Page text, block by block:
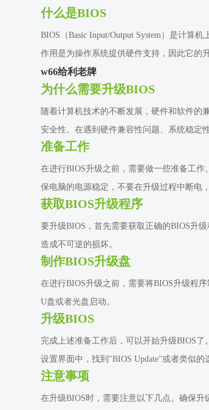
什么是BIOS
BIOS（Basic Input/Output System）是计算
作用是为操作系统提供硬件支持，因此它的
w66给利老牌
为什么需要升级BIOS
随着计算机技术的不断发展，硬件和软件的
安全性。在遇到硬件兼容性问题、系统稳定
准备工作
在进行BIOS升级之前，需要做一些准备工
保电脑的电源稳定，不要在升级过程中断电
获取BIOS升级程序
要升级BIOS，首先需要获取正确的BIOS升
造成不可逆的损坏。
制作BIOS升级盘
在进行BIOS升级之前，需要将BIOS升级程
U盘或者光盘启动。
升级BIOS
完成上述准备工作后，可以开始升级BIOS
设置界面中，找到"BIOS Update"或者类似
注意事项
在升级BIOS时，需要注意以下几点。确保